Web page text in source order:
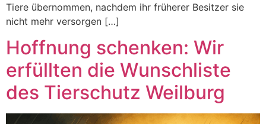
Tiere übernommen, nachdem ihr früherer Besitzer sie
nicht mehr versorgen […]
Hoffnung schenken: Wir
erfüllten die Wunschliste
des Tierschutz Weilburg